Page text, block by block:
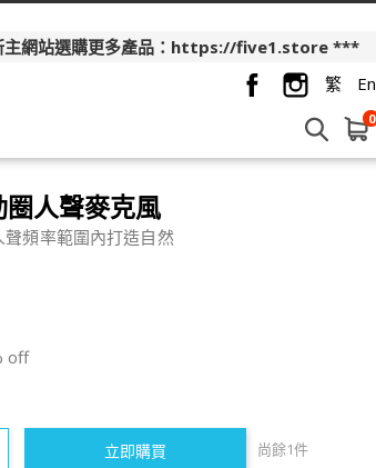
主網站選購更多產品：https://five1.store ***
繁
En
0
圈人聲麥克風
頻率範圍內打造自然
off
立即購買 尚餘1件